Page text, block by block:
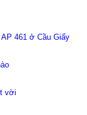
461 ở Cầu Giấy
vời